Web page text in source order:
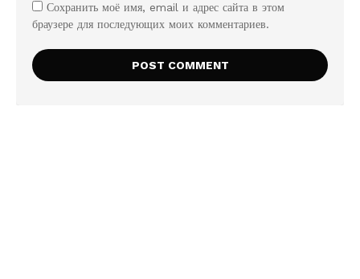
Сохранить моё имя, email и адрес сайта в этом
браузере для последующих моих комментариев.